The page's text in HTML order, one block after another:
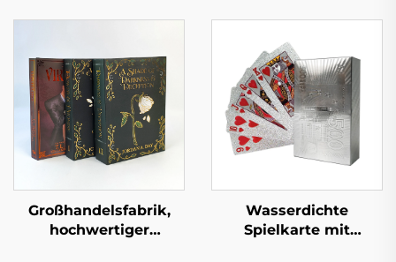
Schlafgeschichten
Kindergarten Bildung
Hardcover Bücher
Wörter Lern-
Pappbilderbuch mit
Hartdeckel
Großhandelsfabrik,
hochwertiger
Wasserdichte
Spielkarte mit